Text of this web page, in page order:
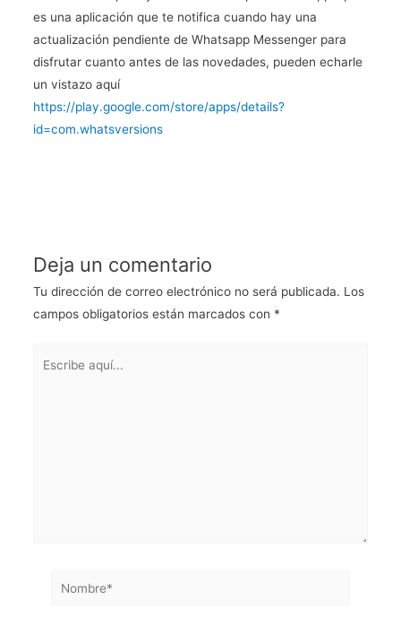
es una aplicación que te notifica cuando hay una
actualización pendiente de Whatsapp Messenger para
disfrutar cuanto antes de las novedades, pueden echarle
un vistazo aquí
https://play.google.com/store/apps/details?
id=com.whatsversions
Deja un comentario
Tu dirección de correo electrónico no será publicada. Los
campos obligatorios están marcados con *
Nombre*